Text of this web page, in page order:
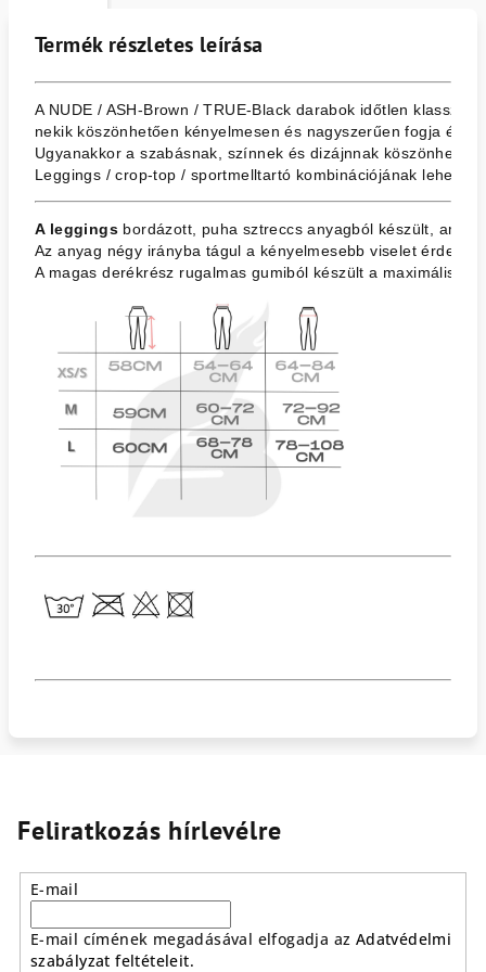
Termék részletes leírása
A NUDE / ASH-Brown / TRUE-Black darabok időtlen
nekik köszönhetően kényelmesen és nagyszerűen fogja
Ugyanakkor a szabásnak, színnek és dizájnnak
Leggings / crop-top / sportmelltartó kombinációjának
A leggings bordázott, puha sztreccs anyagból készült,
Az anyag négy irányba tágul a kényelmesebb viselet
A magas derékrész rugalmas gumiból készült a maximális
Feliratkozás hírlevélre
E-mail
E-mail címének megadásával elfogadja az Adatvédelmi
szabályzat feltételeit.